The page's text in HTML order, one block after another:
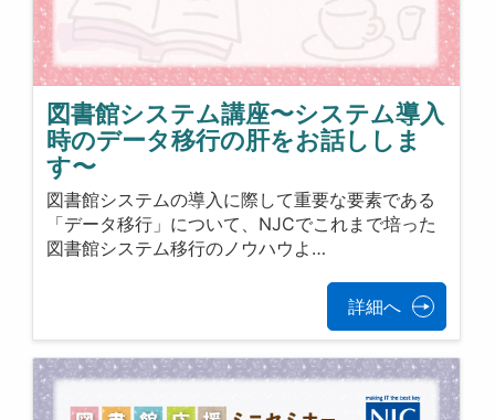
図書館システム講座〜システム導入
時のデータ移行の肝をお話ししま
す〜
図書館システムの導入に際して重要な要素である
「データ移行」について、NJCでこれまで培った
図書館システム移行のノウハウよ…
詳細へ